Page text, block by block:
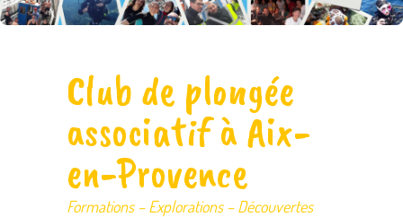
Club de plongée
associatif à Aix-
en-Provence
Formations – Explorations – Découvertes